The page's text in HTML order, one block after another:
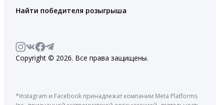
Найти победителя розыгрыша
Copyright © 2026. Все права защищены.
*Instagram и Facebook принадлежат компании Meta Platforms